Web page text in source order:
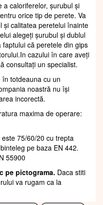
a caloriferelor, șurubul și
orice tip de perete. Va
și calitatea peretelui înainte
alegeți șurubul și dublul
că peretele din gips
cazului în care aveți
consultați un specialist.
totdeauna cu un
noastră nu își
incorectă.
maxima de operare:
75/60/20 cu trepta
pe baza EN 442.
55900
pe pictograma. Daca stiti
va rugam ca la